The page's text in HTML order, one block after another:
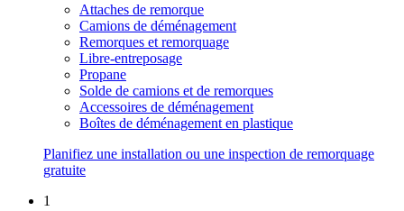
Attaches de remorque
Camions de déménagement
Remorques et remorquage
Libre-entreposage
Propane
Solde de camions et de remorques
Accessoires de déménagement
Boîtes de déménagement en plastique
Planifiez une installation ou une inspection de remorquage
gratuite
1